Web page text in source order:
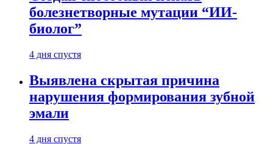
болезнетворные мутации “ИИ-
биолог”
4 дня спустя
Выявлена скрытая причина
нарушения формирования зубной
эмали
4 дня спустя